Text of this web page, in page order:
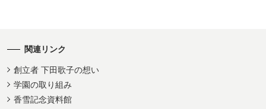
関連リンク
創立者 下田歌子の想い
学園の取り組み
香雪記念資料館